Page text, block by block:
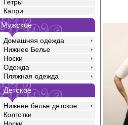
Гетры
Капри
Мужское
Домашняя одежда
Нижнее Белье
Носки
Одежда
Пляжная одежда
Детское
Нижнее белье детское
Колготки